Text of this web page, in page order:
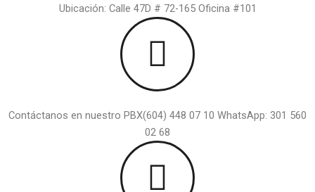
Ubicación: Calle 47D # 72-165 Oficina #101
Contáctanos en nuestro PBX(604) 448 07 10 WhatsApp: 301 560
02 68